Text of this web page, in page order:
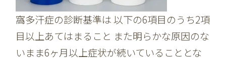
窩多汗症の診断基準は 以下の6項目のうち2項
目以上あてはまること また明らかな原因のな
いまま6ヶ月以上症状が続いていることとな